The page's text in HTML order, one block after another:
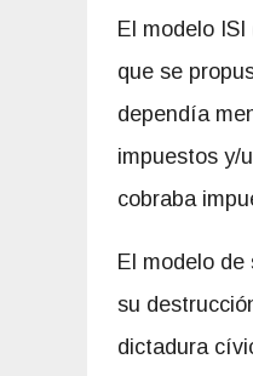
El modelo
que se
dependía
impuestos y/
cobraba
El modelo
su
dictadura